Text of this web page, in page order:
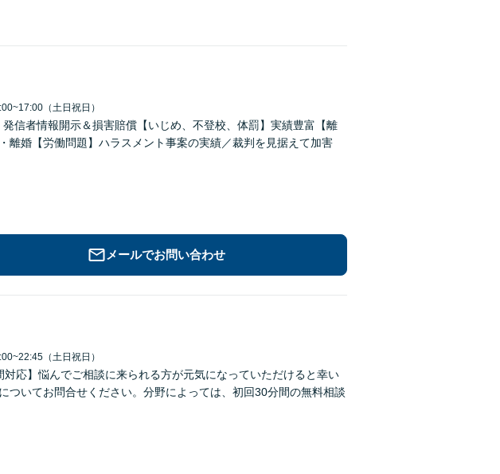
（土日祝日）
信者情報開示＆損害賠償【いじめ、不登校、体罰】実績豊富【離
離婚【労働問題】ハラスメント事案の実績／裁判を見据えて加害
メールでお問い合わせ
（土日祝日）
対応】悩んでご相談に来られる方が元気になっていただけると幸い
ついてお問合せください。分野によっては、初回30分間の無料相談